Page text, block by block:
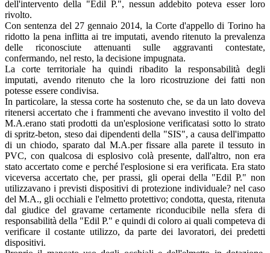
dell'intervento della "Edil P.", nessun addebito poteva esser loro
rivolto.
Con sentenza del 27 gennaio 2014, la Corte d'appello di Torino ha
ridotto la pena inflitta ai tre imputati, avendo ritenuto la prevalenza
delle riconosciute attenuanti sulle aggravanti contestate,
confermando, nel resto, la decisione impugnata.
La corte territoriale ha quindi ribadito la responsabilità degli
imputati, avendo ritenuto che la loro ricostruzione dei fatti non
potesse essere condivisa.
In particolare, la stessa corte ha sostenuto che, se da un lato doveva
ritenersi accertato che i frammenti che avevano investito il volto del
M.A.erano stati prodotti da un'esplosione verificatasi sotto lo strato
di spritz-beton, steso dai dipendenti della "SIS", a causa dell'impatto
di un chiodo, sparato dal M.A.per fissare alla parete il tessuto in
PVC, con qualcosa di esplosivo colà presente, dall'altro, non era
stato accertato come e perché l'esplosione si era verificata. Era stato
viceversa accertato che, per prassi, gli operai della "Edil P." non
utilizzavano i previsti dispositivi di protezione individuale? nel caso
del M.A., gli occhiali e l'elmetto protettivo; condotta, questa, ritenuta
dal giudice del gravame certamente riconducibile nella sfera di
responsabilità della "Edil P." e quindi di coloro ai quali competeva di
verificare il costante utilizzo, da parte dei lavoratori, dei predetti
dispositivi.